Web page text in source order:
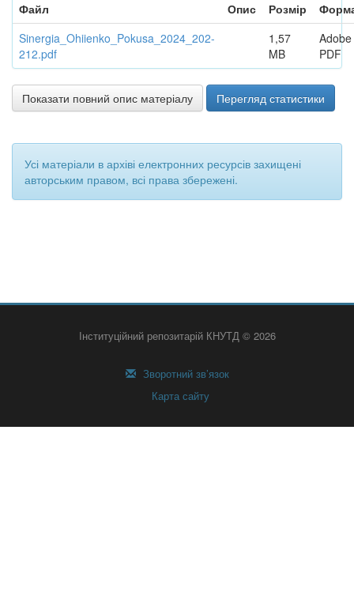
Файл
Опис Розмір
Sinergia_Ohiienko_Pokusa_2024_202-
212.pdf
1,57
MB
Adobe
PDF
Показати повний опис матеріалу Перегляд статистики
Усі матеріали в архіві електронних ресурсів захищені
авторським правом, всі права збережені.
Інституційний репозитарій КНУТД © 2026
Зворотний зв’язок
Карта сайту